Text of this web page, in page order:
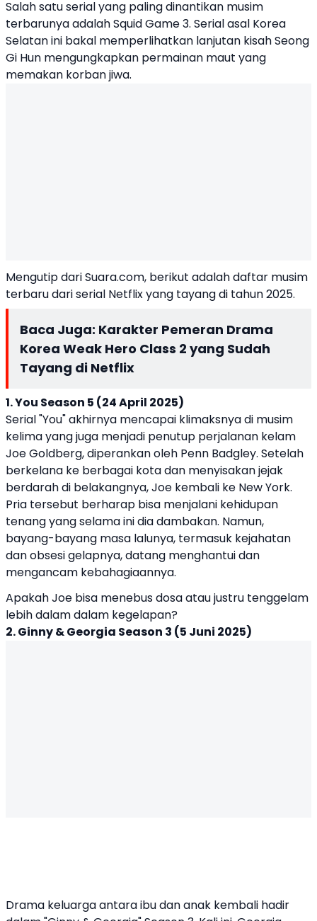
Salah satu serial yang paling dinantikan musim
terbarunya adalah Squid Game 3. Serial asal Korea
Selatan ini bakal memperlihatkan lanjutan kisah Seong
Gi Hun mengungkapkan permainan maut yang
memakan korban jiwa.
Mengutip dari Suara.com, berikut adalah daftar musim
terbaru dari serial Netflix yang tayang di tahun 2025.
Baca Juga: Karakter Pemeran Drama
Korea Weak Hero Class 2 yang Sudah
Tayang di Netflix
1. You Season 5 (24 April 2025)
Serial "You" akhirnya mencapai klimaksnya di musim
kelima yang juga menjadi penutup perjalanan kelam
Joe Goldberg, diperankan oleh Penn Badgley. Setelah
berkelana ke berbagai kota dan menyisakan jejak
berdarah di belakangnya, Joe kembali ke New York.
Pria tersebut berharap bisa menjalani kehidupan
tenang yang selama ini dia dambakan. Namun,
bayang-bayang masa lalunya, termasuk kejahatan
dan obsesi gelapnya, datang menghantui dan
mengancam kebahagiaannya.
Apakah Joe bisa menebus dosa atau justru tenggelam
lebih dalam dalam kegelapan?
2. Ginny & Georgia Season 3 (5 Juni 2025)
Drama keluarga antara ibu dan anak kembali hadir